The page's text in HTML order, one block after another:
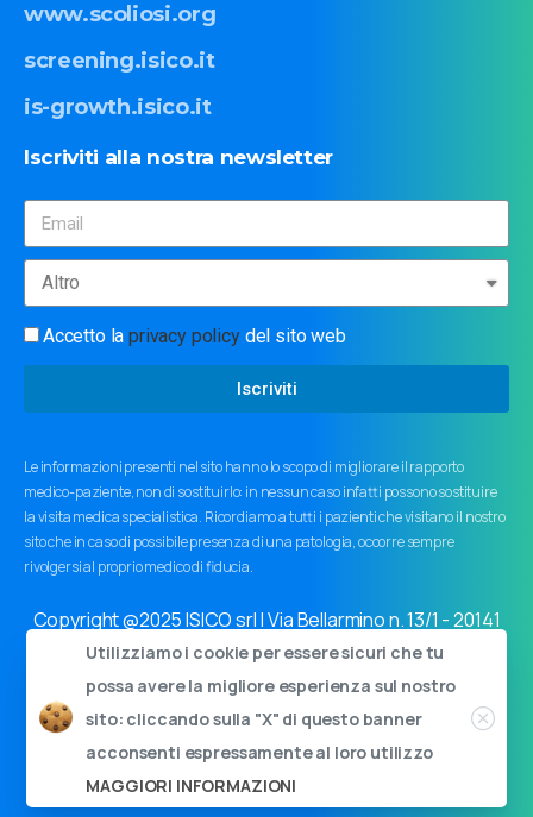
www.scoliosi.org
screening.isico.it
is-growth.isico.it
Iscriviti alla nostra newsletter
Accetto laprivacy policydel sito web
Iscriviti
Le informazioni presenti nel sito hanno lo scopo di migliorare il rapporto
medico-paziente, non di sostituirlo: in nessun caso infatti possono sostituire
la visita medica specialistica. Ricordiamo a tutti i pazienti che visitano il nostro
sito che in caso di possibile presenza di una patologia, occorre sempre
rivolgersi al proprio medico di fiducia.
Copyright @2025 ISICO srl | Via Bellarmino n. 13/1 - 20141
Milano | Cap.soc. 11000€ i.v. | C.F. e P.I. 03759440963
Privacy policy|Cookie policy|Informativa ai sensi dell'art.
34 GDPR
Utilizziamo i cookie per essere sicuri che tu
possa avere la migliore esperienza sul nostro
sito: cliccando sulla "X" di questo banner
acconsenti espressamente al loro utilizzo
MAGGIORI INFORMAZIONI